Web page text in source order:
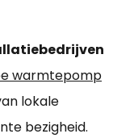
warmtepomp
lokale
bezigheid.